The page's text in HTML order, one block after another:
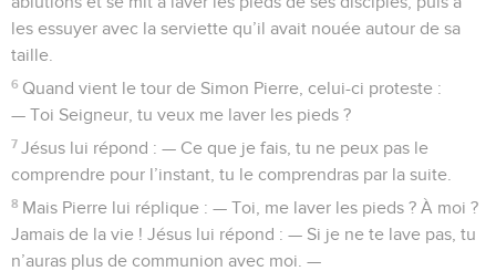
les essuyer avec la serviette qu’il avait nouée autour de sa
taille.
6 Quand vient le tour de Simon Pierre, celui-ci proteste :
— Toi Seigneur, tu veux me laver les pieds ?
7 Jésus lui répond : — Ce que je fais, tu ne peux pas le
comprendre pour l’instant, tu le comprendras par la suite.
8 Mais Pierre lui réplique : — Toi, me laver les pieds ? À moi ?
Jamais de la vie ! Jésus lui répond : — Si je ne te lave pas, tu
n’auras plus de communion avec moi. —